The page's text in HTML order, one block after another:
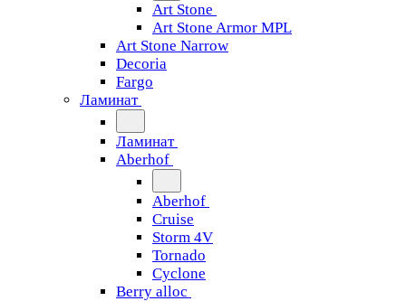
Art Stone
Art Stone Armor MPL
Art Stone Narrow
Decoria
Fargo
Ламинат
Ламинат
Aberhof
Aberhof
Cruise
Storm 4V
Tornado
Сyclone
Berry alloc